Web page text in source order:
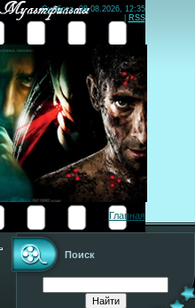
Суббота, 08.08.2026, 12:35
RSS
Главная
Поиск